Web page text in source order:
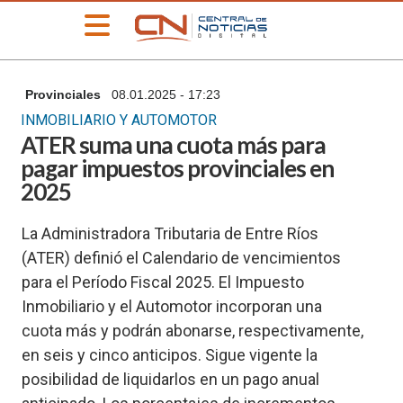
PORTADA
Deportes
Educación
Información
General
Locales
Policiales
Provinciales 08.01.2025 - 17:23
INMOBILIARIO Y AUTOMOTOR
ATER suma una cuota más para
pagar impuestos provinciales en
2025
La Administradora Tributaria de Entre Ríos
(ATER) definió el Calendario de vencimientos
para el Período Fiscal 2025. El Impuesto
Inmobiliario y el Automotor incorporan una
cuota más y podrán abonarse, respectivamente,
en seis y cinco anticipos. Sigue vigente la
posibilidad de liquidarlos en un pago anual